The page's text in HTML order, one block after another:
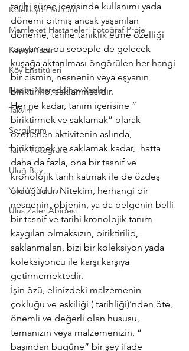
Koleksiyon Kültürü
Memleket Hastaneleri Fotoğraf Proje
Konuk Yazar
Köy Enstitüleri
Nazim Nasreddinov Yazıları
Takvim
Sergilerim
Tarihi Fotoğraflar
Uluğ Bey
Yeni Yıl Yazıları
Ulus Zafer Abidesi
tarihi süreç içerisinde kullanımı yada
dönemi bitmiş ancak yaşanılan
döneme, tarihe tanıklık etme özelliği
taşıyan ve bu sebeple de gelecek
kuşağa aktarılması öngörülen her hangi
bir cismin, nesnenin veya eşyanın
biriktirilip, saklanmasıdır.
Her ne kadar, tanım içerisine “
biriktirmek ve saklamak” olarak
özetlenen aktivitenin aslında,
biriktirmek ve saklamak kadar,  hatta
daha da fazla, ona bir tasnif ve
kronolojik tarih katmak ile de özdeş
olduğudur. Nitekim, herhangi bir
nesnenin, objenin, ya da belgenin belli
bir tasnif ve tarihi kronolojik tanım
kaygıları olmaksızın, biriktirilip,
saklanmaları, bizi bir koleksiyon yada
koleksiyoncu ile karşı karşıya
getirmemektedir.
İşin özü, elinizdeki malzemenin
çokluğu ve eskiliği ( tarihliği)’nden öte,
önemli ve değerli olan hususu,
temanızın veya malzemenizin, “
başından bugüne” bir şey ifade